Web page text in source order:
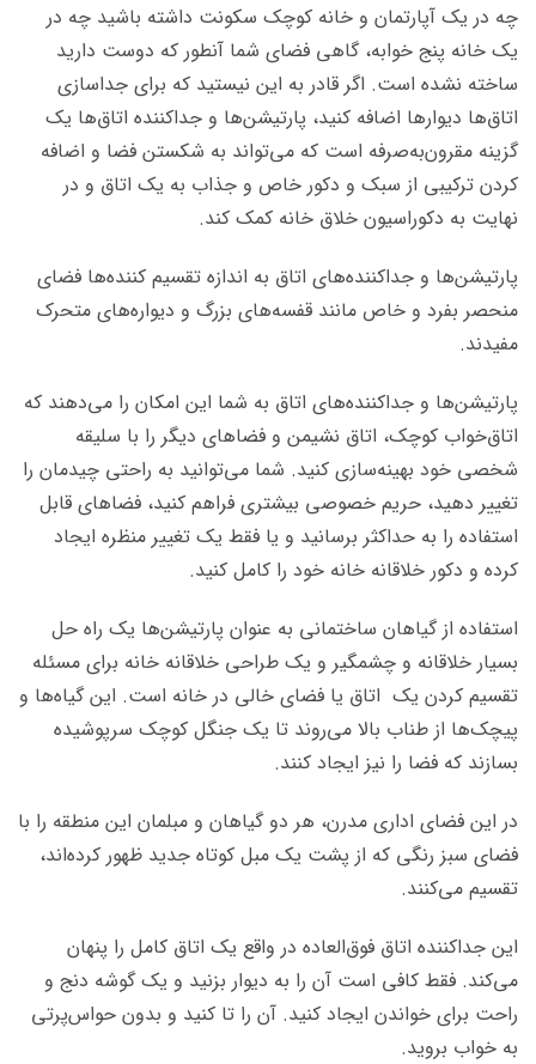
چه در یک آپارتمان و خانه کوچک سکونت داشته باشید چه در
یک خانه پنج خوابه، گاهی فضای شما آنطور که دوست دارید
ساخته نشده است. اگر قادر به این نیستید که برای جداسازی
اتاق‌­ها دیوارها اضافه کنید، پارتیشن‌­ها و جداکننده اتاق­‌ها یک
گزینه مقرون‌به‌صرفه است که می‌تواند به شکستن فضا و اضافه
کردن ترکیبی از سبک و دکور خاص و جذاب به یک اتاق و در
نهایت به دکوراسیون خلاق خانه کمک کند.
پارتیشن‌­ها و جداکننده­‌های اتاق به اندازه تقسیم کننده‌­ها فضای
منحصر بفرد و خاص مانند قفسه‌های بزرگ و دیواره‌های متحرک
مفیدند.
پارتیشن­‌ها و جداکننده‌­های اتاق به شما این امکان را می‌دهند که
اتاق‌خواب کوچک، اتاق نشیمن و فضاهای دیگر را با سلیقه
شخصی خود بهینه‌سازی کنید. شما می‌توانید به راحتی چیدمان را
تغییر دهید، حریم خصوصی بیشتری فراهم کنید، فضاهای قابل
استفاده را به حداکثر برسانید و یا فقط یک تغییر منظره ایجاد
کرده و دکور خلاقانه خانه خود را کامل کنید.
استفاده از گیاهان ساختمانی به عنوان پارتیشن‌­ها یک راه حل
بسیار خلاقانه و چشمگیر و یک طراحی خلاقانه خانه برای مسئله
تقسیم کردن یک اتاق یا فضای خالی در خانه است. این گیاه‌­ها و
پیچک‌­ها از طناب بالا می­‌روند تا یک جنگل کوچک سرپوشیده
بسازند که فضا را نیز ایجاد کنند.
در این فضای اداری مدرن، هر دو گیاهان و مبلمان این منطقه را با
فضای سبز رنگی که از پشت یک مبل کوتاه جدید ظهور کرده‌اند،
تقسیم می‌کنند.
این جداکننده اتاق فوق‌العاده در واقع یک اتاق کامل را پنهان
می‌کند. فقط کافی است آن را به دیوار بزنید و یک گوشه دنج و
راحت برای خواندن ایجاد کنید. آن را تا کنید و بدون حواس‌پرتی
به خواب بروید.